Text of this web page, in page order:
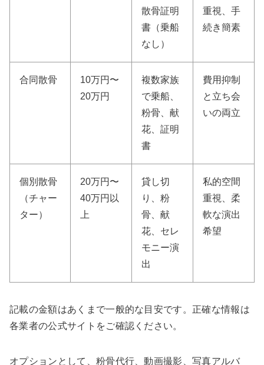
散骨証明
書（乗船
なし）
重視、手
続き簡素
合同散骨
10万円〜
20万円
複数家族
で乗船、
粉骨、献
花、証明
書
費用抑制
と立ち会
いの両立
個別散骨
（チャー
ター）
20万円〜
40万円以
上
貸し切
り、粉
骨、献
花、セレ
モニー演
出
私的空間
重視、柔
軟な演出
希望
記載の金額はあくまで一般的な目安です。正確な情報は
各業者の公式サイトをご確認ください。
オプションとして、粉骨代行、動画撮影、写真アルバ